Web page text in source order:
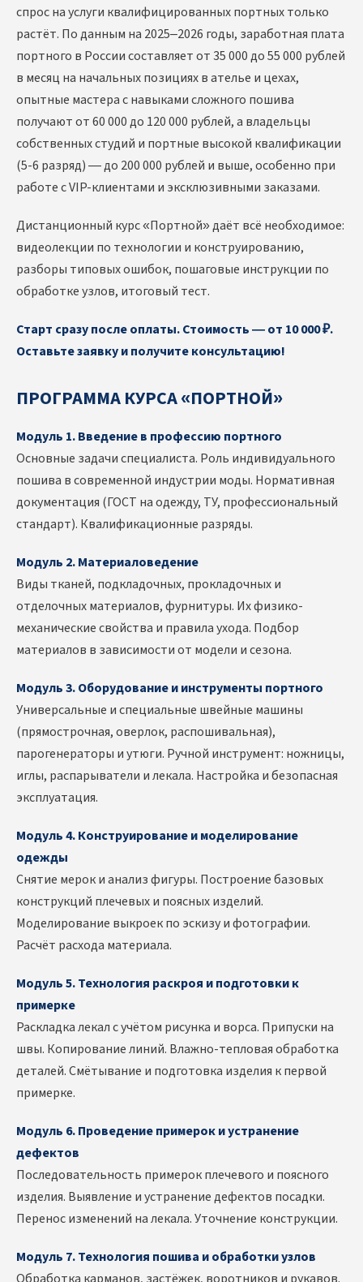
спрос на услуги квалифицированных портных только
растёт. По данным на 2025–2026 годы, заработная плата
портного в России составляет от 35 000 до 55 000 рублей
в месяц на начальных позициях в ателье и цехах,
опытные мастера с навыками сложного пошива
получают от 60 000 до 120 000 рублей, а владельцы
собственных студий и портные высокой квалификации
(5-6 разряд) — до 200 000 рублей и выше, особенно при
работе с VIP-клиентами и эксклюзивными заказами.
Дистанционный курс «Портной» даёт всё необходимое:
видеолекции по технологии и конструированию,
разборы типовых ошибок, пошаговые инструкции по
обработке узлов, итоговый тест.
Старт сразу после оплаты. Стоимость — от 10 000 ₽.
Оставьте заявку и получите консультацию!
ПРОГРАММА КУРСА «ПОРТНОЙ»
Модуль 1. Введение в профессию портного
Основные задачи специалиста. Роль индивидуального
пошива в современной индустрии моды. Нормативная
документация (ГОСТ на одежду, ТУ, профессиональный
стандарт). Квалификационные разряды.
Модуль 2. Материаловедение
Виды тканей, подкладочных, прокладочных и
отделочных материалов, фурнитуры. Их физико-
механические свойства и правила ухода. Подбор
материалов в зависимости от модели и сезона.
Модуль 3. Оборудование и инструменты портного
Универсальные и специальные швейные машины
(прямострочная, оверлок, распошивальная),
парогенераторы и утюги. Ручной инструмент: ножницы,
иглы, распарыватели и лекала. Настройка и безопасная
эксплуатация.
Модуль 4. Конструирование и моделирование
одежды
Снятие мерок и анализ фигуры. Построение базовых
конструкций плечевых и поясных изделий.
Моделирование выкроек по эскизу и фотографии.
Расчёт расхода материала.
Модуль 5. Технология раскроя и подготовки к
примерке
Раскладка лекал с учётом рисунка и ворса. Припуски на
швы. Копирование линий. Влажно-тепловая обработка
деталей. Смётывание и подготовка изделия к первой
примерке.
Модуль 6. Проведение примерок и устранение
дефектов
Последовательность примерок плечевого и поясного
изделия. Выявление и устранение дефектов посадки.
Перенос изменений на лекала. Уточнение конструкции.
Модуль 7. Технология пошива и обработки узлов